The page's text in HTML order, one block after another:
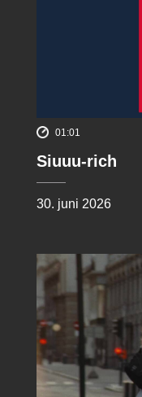
01:01
Siuuu-rich
30. juni 2026